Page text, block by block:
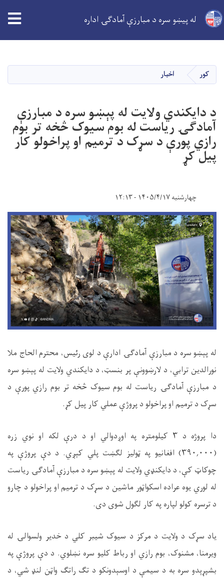
له پیښو سره د مبارزې آمادګۍ اداره
کور اخبار
د دایکندي ولایت له پېښو سره د مبارزې
آمادګۍ ریاست له بوم سیوک څخه تر بوم
رازي پورې د سړک د ترمیم او پراخولو کار
پیل کړ
چهارشنبه ۱۴۰۵/۴/۱۷ - ۱۲:۱۳
له پېښو سره د مبارزې آمادګۍ ادارې د لوی رئیس، محترم الحاج ملا
نورالدین ترابي، د لارښوونې پر بنسټ، د دایکندي ولایت له پېښو سره
د مبارزې آمادګۍ ریاست له بوم سیوک څخه تر بوم رازي پورې د
سړک د ترمیم او پراخولو د پروژې عملي کار پیل کړ.
دا پروژه د ۳ کیلومتره په اوږدوالي او د درې لکه او نوي زره
(۳۹۰,۰۰۰) افغانیو په ټولیز لګښت پلي کېږي. د دې پروژې په
چوکاټ کې، د دایکنډي ولایت له پېښو سره د مبارزې آمادګۍ ریاست
له لوري یوه عراده اسکواټور ماشین د سړک د ترمیم او پراخولو د چارو
د ترسره کولو لپاره په کار لګول شوی دی.
یاد سړک د ولایت د مرکز د سیوک شیبر کلي د خدیر ولسوالۍ له
ویرمنا، مشنوک، بوم رازي او رباط کلیو سره نښلوي. د دې پروژې په
بشپړېدو سره به د سیمې د اوسېدونکو د تګ راتګ واټن لنډ شي، د